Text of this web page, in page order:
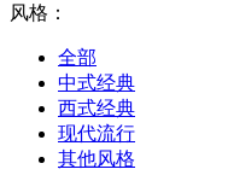
风格：
全部
中式经典
西式经典
现代流行
其他风格